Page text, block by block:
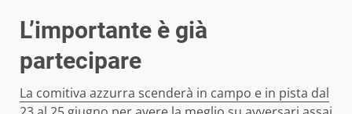
L’importante è già
partecipare
La comitiva azzurra scenderà in campo e in pista dal